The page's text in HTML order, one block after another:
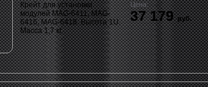
Крейт для установки
модулей MAG-6411, MAG-
6416, MAG-6418. Высота 1U.
Масса 1,7 кг
Цена:
37 179руб.